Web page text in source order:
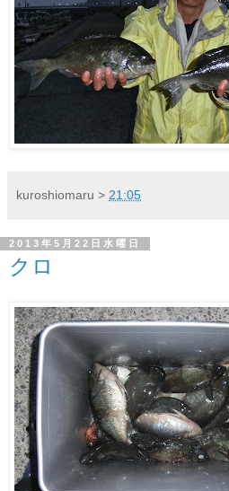
kuroshiomaru > 21:05
2013年5月22日水曜日
クロ